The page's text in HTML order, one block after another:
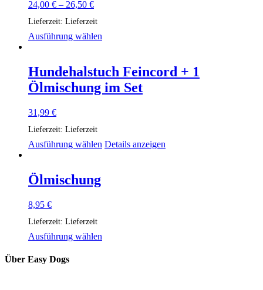
24,00 € – 26,50 €
Lieferzeit: Lieferzeit
Ausführung wählen
mehrere
Varianten
auf.
der
Produktseite
Hundehalstuch Feincord + 1
Ölmischung im Set
31,99 €
Lieferzeit: Lieferzeit
Ausführung wählen Details anzeigen
Ölmischung
8,95 €
Lieferzeit: Lieferzeit
Ausführung wählen
Über Easy Dogs